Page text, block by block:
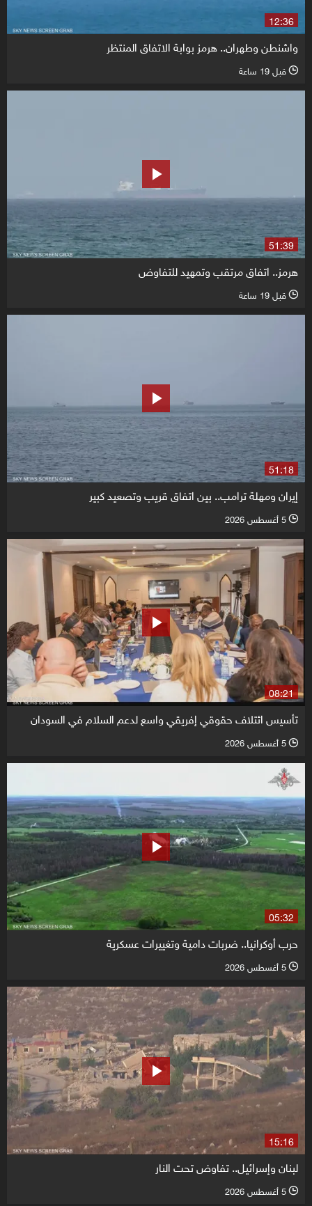
12:36
واشنطن وطهران.. هرمز بوابة الاتفاق المنتظر
l قبل 19 ساعة
51:39
هرمز.. اتفاق مرتقب وتمهيد للتفاوض
l قبل 19 ساعة
51:18
إيران ومهلة ترامب.. بين اتفاق قريب وتصعيد كبير
l 5 أغسطس 2026
08:21
تأسيس ائتلاف حقوقي إفريقي واسع لدعم السلام في السودان
l 5 أغسطس 2026
05:32
حرب أوكرانيا.. ضربات دامية وتغييرات عسكرية
l 5 أغسطس 2026
15:16
لبنان وإسرائيل.. تفاوض تحت النار
l 5 أغسطس 2026